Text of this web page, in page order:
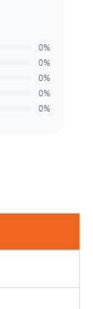
0%
0%
0%
0%
0%